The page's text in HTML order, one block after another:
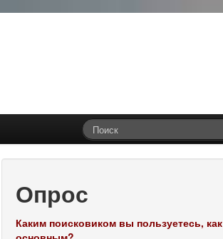
Опрос
Каким поисковиком вы пользуетесь, как